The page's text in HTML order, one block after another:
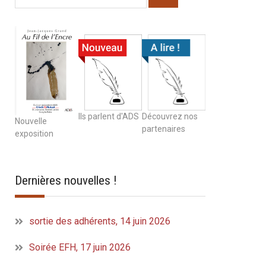
Nouvelle
exposition
Ils parlent d'ADS Découvrez nos
partenaires
Dernières nouvelles !
sortie des adhérents, 14 juin 2026
Soirée EFH, 17 juin 2026